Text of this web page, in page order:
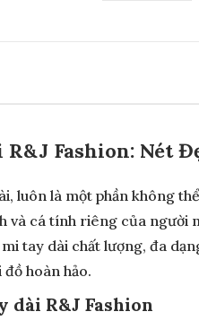
R&J Fashion: Nét
luôn là một phần không
và cá tính riêng của người
tay dài chất lượng, đa
hoàn hảo.
dài R&J Fashion